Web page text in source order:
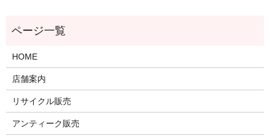
HOME
店舗案内
リサイクル販売
アンティーク販売